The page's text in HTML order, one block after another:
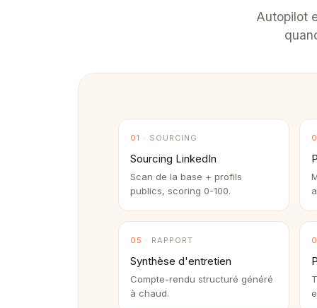
Autopilot
01 · SOURCING
Sourcing LinkedIn
Scan de la base + profils
publics, scoring 0-100.
05 · RAPPORT
Synthèse d'entretien
Compte-rendu structuré généré
à chaud.